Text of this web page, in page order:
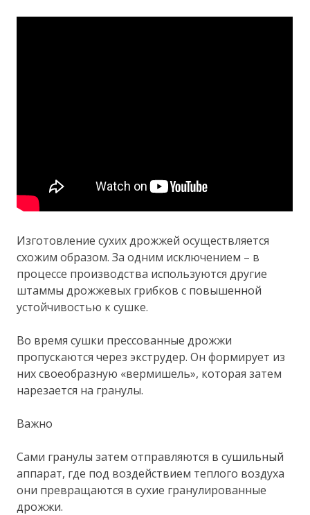
Изготовление сухих дрожжей осуществляется
схожим образом. За одним исключением – в
процессе производства используются другие
штаммы дрожжевых грибков с повышенной
устойчивостью к сушке.
Во время сушки прессованные дрожжи
пропускаются через экструдер. Он формирует из
них своеобразную «вермишель», которая затем
нарезается на гранулы.
Важно
Сами гранулы затем отправляются в сушильный
аппарат, где под воздействием теплого воздуха
они превращаются в сухие гранулированные
дрожжи.